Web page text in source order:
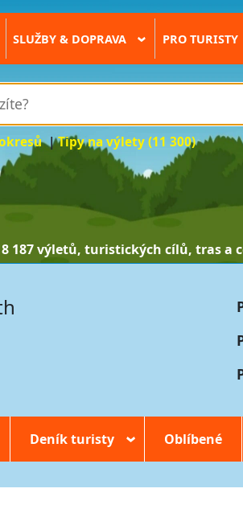
SLUŽBY & DOPRAVA › PRO TURISTY
|Tipy na výlety (11 300)
187 výletů, turistických cílů, tras a
Deník turisty › Oblíbené